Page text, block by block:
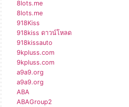
8lots.me
8lots.me
918Kiss
918kiss ดาวน์โหลด
918kissauto
9kpluss.com
9kpluss.com
a9a9.org
a9a9.org
ABA
ABAGroup2